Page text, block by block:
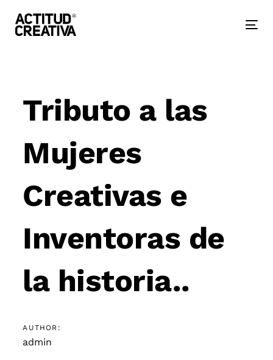
links
primary
navigation
Tributo a las
Mujeres
Creativas e
Inventoras de
la historia..
AUTHOR:
admin
navigation